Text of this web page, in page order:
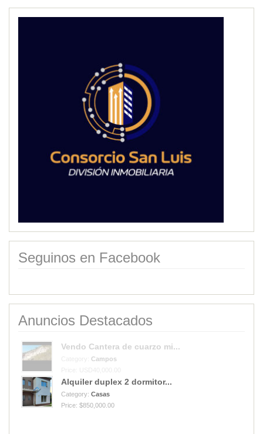
Seguinos en Facebook
Anuncios Destacados
Vendo Cantera de cuarzo mi...
Campos
Alquiler duplex 2 dormitor...
Category: Casas
Price: $850,000.00